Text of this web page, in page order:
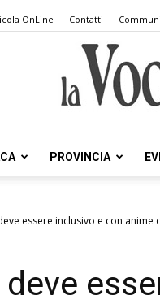
OnLine Contatti
PROVINCIA
essere inclusivo e con anime